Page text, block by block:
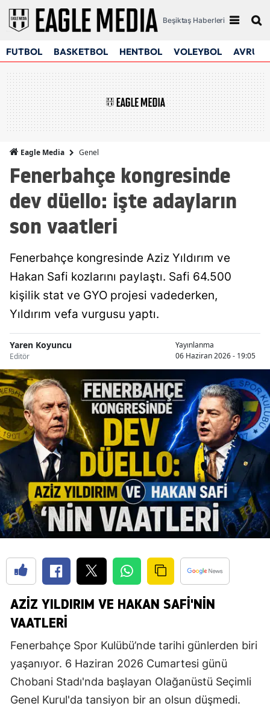
Beşiktaş Haberleri
FUTBOL BASKETBOL HENTBOL VOLEYBOL
Eagle Media Genel
Fenerbahçe kongresinde
dev düello: işte adayların
son vaatleri
Fenerbahçe kongresinde Aziz Yıldırım ve
Hakan Safi kozlarını paylaştı. Safi 64.500
kişilik stat ve GYO projesi vadederken,
Yıldırım vefa vurgusu yaptı.
Yaren Koyuncu
Editör
Yayınlanma
06 Haziran 2026 - 19:05
AZİZ YILDIRIM VE HAKAN SAFİ'NİN
VAATLERİ
Fenerbahçe Spor Kulübü’nde tarihi günlerden biri
yaşanıyor. 6 Haziran 2026 Cumartesi günü
Chobani Stadı'nda başlayan Olağanüstü Seçimli
Genel Kurul'da tansiyon bir an olsun düşmedi.